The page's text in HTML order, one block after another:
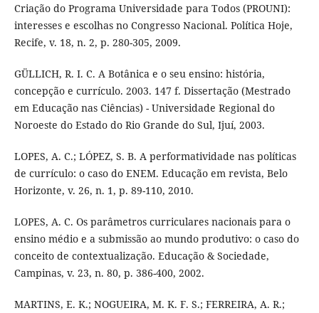
Criação do Programa Universidade para Todos (PROUNI):
interesses e escolhas no Congresso Nacional. Política Hoje,
Recife, v. 18, n. 2, p. 280-305, 2009.
GÜLLICH, R. I. C. A Botânica e o seu ensino: história,
concepção e currículo. 2003. 147 f. Dissertação (Mestrado
em Educação nas Ciências) - Universidade Regional do
Noroeste do Estado do Rio Grande do Sul, Ijuí, 2003.
LOPES, A. C.; LÓPEZ, S. B. A performatividade nas políticas
de currículo: o caso do ENEM. Educação em revista, Belo
Horizonte, v. 26, n. 1, p. 89-110, 2010.
LOPES, A. C. Os parâmetros curriculares nacionais para o
ensino médio e a submissão ao mundo produtivo: o caso do
conceito de contextualização. Educação & Sociedade,
Campinas, v. 23, n. 80, p. 386-400, 2002.
MARTINS, E. K.; NOGUEIRA, M. K. F. S.; FERREIRA, A. R.;